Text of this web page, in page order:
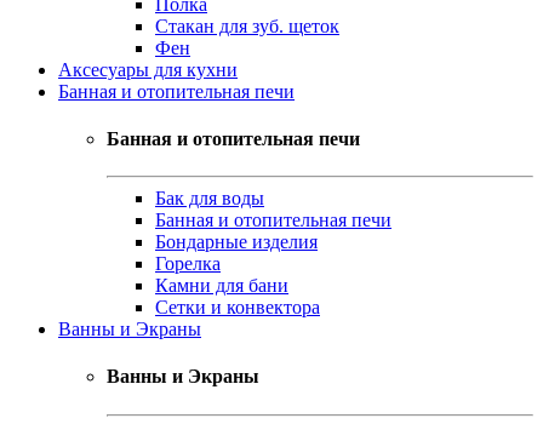
Стакан для зуб. щеток
Фен
Аксесуары для кухни
Банная и отопительная печи
Банная и отопительная печи
Бак для воды
Банная и отопительная печи
Бондарные изделия
Горелка
Камни для бани
Сетки и конвектора
Ванны и Экраны
Ванны и Экраны